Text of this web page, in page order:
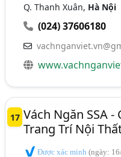
Q. Thanh Xuân, Hà Nội
(024) 37606180
17 Vách Ngăn SSA -
Trang Trí Nội
Được xác minh(ngày: